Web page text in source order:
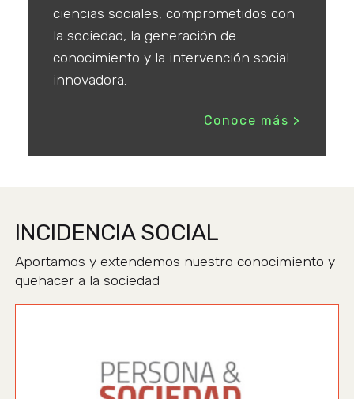
ciencias sociales, comprometidos con
la sociedad, la generación de
conocimiento y la intervención social
innovadora.
Conoce más >
INCIDENCIA SOCIAL
Aportamos y extendemos nuestro conocimiento y
quehacer a la sociedad